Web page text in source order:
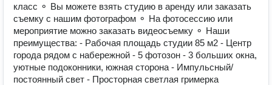
класс ⚬ Вы можете взять студию в аренду или заказать
съемку с нашим фотографом ⚬ На фотосессию или
мероприятие можно заказать видеосъемку ⚬ Наши
преимущества: - Рабочая площадь студии 85 м2 - Центр
города рядом с набережной - 5 фотозон - 3 больших окна,
уютные подоконники, южная сторона - Импульсный/
постоянный свет - Просторная светлая гримерка